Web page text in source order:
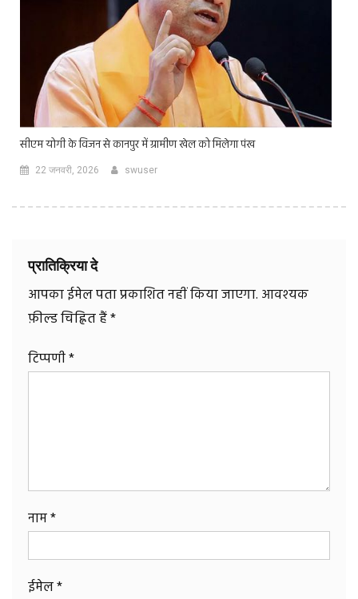
सीएम योगी के विजन से कानपुर में ग्रामीण खेल को मिलेगा पंख
22 जनवरी, 2026 swuser
प्रातिक्रिया दे
आपका ईमेल पता प्रकाशित नहीं किया जाएगा. आवश्यक
फ़ील्ड चिह्नित हैं*
टिप्पणी*
नाम*
ईमेल*